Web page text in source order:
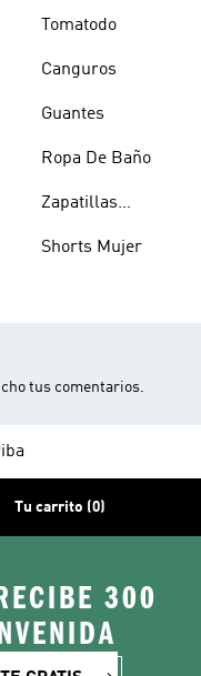
Tomatodo
Canguros
Guantes
Ropa De Baño
Zapatillas
Shorts Mujer
tus comentarios.
Tu carrito (0)
300